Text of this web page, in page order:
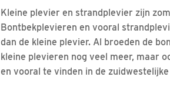
Kleine plevier en strandplevier zijn
Bontbekplevieren en vooral
dan de kleine plevier. Al broeden de
kleine plevieren nog veel meer, maar
en vooral te vinden in de